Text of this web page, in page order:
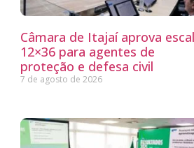
Câmara de Itajaí aprova
12×36 para agentes de
proteção e defesa civil
7 de agosto de 2026